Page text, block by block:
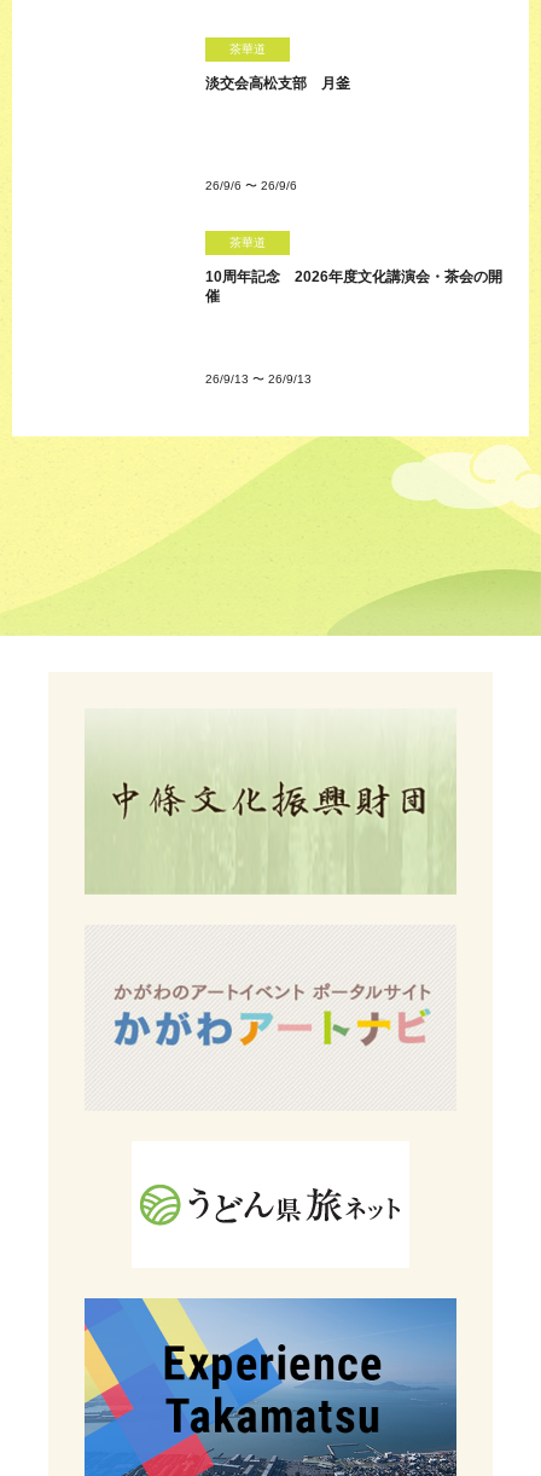
茶華道
淡交会高松支部 月釜
26/9/6 〜 26/9/6
茶華道
10周年記念 2026年度文化講演会・茶会の開
催
26/9/13 〜 26/9/13